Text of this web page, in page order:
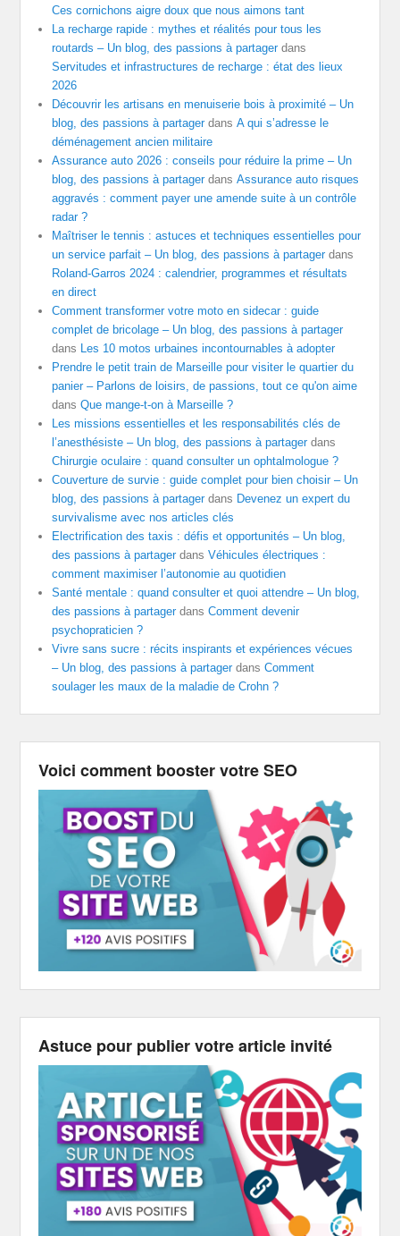
Ces cornichons aigre doux que nous aimons tant
La recharge rapide : mythes et réalités pour tous les
routards – Un blog, des passions à partagerdans
Servitudes et infrastructures de recharge : état des lieux
2026
Découvrir les artisans en menuiserie bois à proximité – Un
blog, des passions à partagerdansA qui s’adresse le
déménagement ancien militaire
Assurance auto 2026 : conseils pour réduire la prime – Un
blog, des passions à partagerdansAssurance auto risques
aggravés : comment payer une amende suite à un contrôle
radar ?
Maîtriser le tennis : astuces et techniques essentielles pour
un service parfait – Un blog, des passions à partagerdans
Roland-Garros 2024 : calendrier, programmes et résultats
en direct
Comment transformer votre moto en sidecar : guide
complet de bricolage – Un blog, des passions à partager
dans
Les 10 motos urbaines incontournables à adopter
Prendre le petit train de Marseille pour visiter le quartier du
panier – Parlons de loisirs, de passions, tout ce qu'on aime
dansQue mange-t-on à Marseille ?
Les missions essentielles et les responsabilités clés de
l’anesthésiste – Un blog, des passions à partagerdans
Chirurgie oculaire : quand consulter un ophtalmologue ?
Couverture de survie : guide complet pour bien choisir – Un
blog, des passions à partagerdans Devenez un expert du
survivalisme avec nos articles clés
Electrification des taxis : défis et opportunités – Un blog,
des passions à partagerdansVéhicules électriques :
comment maximiser l’autonomie au quotidien
Santé mentale : quand consulter et quoi attendre – Un blog,
des passions à partagerdansComment devenir
psychopraticien ?
Vivre sans sucre : récits inspirants et expériences vécues
– Un blog, des passions à partagerdansComment
soulager les maux de la maladie de Crohn ?
Voici comment booster votre SEO
Astuce pour publier votre article invité